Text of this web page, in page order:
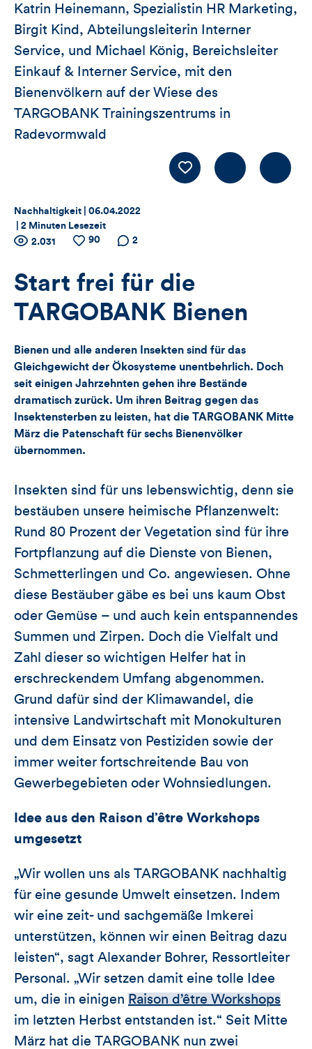
Katrin Heinemann, Spezialistin HR Marketing,
Birgit Kind, Abteilungsleiterin Interner
Service, und Michael König, Bereichsleiter
Einkauf & Interner Service, mit den
Bienenvölkern auf der Wiese des
TARGOBANK Trainingszentrums in
Radevormwald
LIKE Kommentieren
Thema:
Nachhaltigkeit | Datum:
06.04.2022
2 Minuten Lesezeit
Zähler
für
Views,
und
Kommentare
dieses
Artikels
Anzahl
2.031
Anzahl
90
Anzahl der
2
Start frei für die
TARGOBANK Bienen
Bienen und alle anderen Insekten sind für das
Gleichgewicht der Ökosysteme unentbehrlich. Doch
seit einigen Jahrzehnten gehen ihre Bestände
dramatisch zurück. Um ihren Beitrag gegen das
Insektensterben zu leisten, hat die TARGOBANK Mitte
März die Patenschaft für sechs Bienenvölker
übernommen.
Insekten sind für uns lebenswichtig, denn sie
bestäuben unsere heimische Pflanzenwelt:
Rund 80 Prozent der Vegetation sind für ihre
Fortpflanzung auf die Dienste von Bienen,
Schmetterlingen und Co. angewiesen. Ohne
diese Bestäuber gäbe es bei uns kaum Obst
oder Gemüse – und auch kein entspannendes
Summen und Zirpen. Doch die Vielfalt und
Zahl dieser so wichtigen Helfer hat in
erschreckendem Umfang abgenommen.
Grund dafür sind der Klimawandel, die
intensive Landwirtschaft mit Monokulturen
und dem Einsatz von Pestiziden sowie der
immer weiter fortschreitende Bau von
Gewerbegebieten oder Wohnsiedlungen.
Idee aus den Raison d’être Workshops
umgesetzt
„Wir wollen uns als TARGOBANK nachhaltig
für eine gesunde Umwelt einsetzen. Indem
wir eine zeit- und sachgemäße Imkerei
unterstützen, können wir einen Beitrag dazu
leisten“, sagt Alexander Bohrer, Ressortleiter
Personal. „Wir setzen damit eine tolle Idee
um, die in einigen Raison d’être Workshops
im letzten Herbst entstanden ist.“ Seit Mitte
März hat die TARGOBANK nun zwei